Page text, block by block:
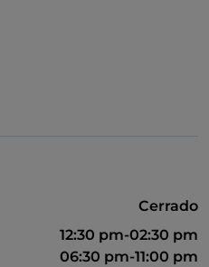
Cerrado
12:30 pm-02:30 pm
06:30 pm-11:00 pm